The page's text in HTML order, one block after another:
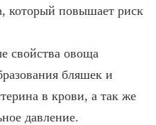
который повышает риск
свойства овоща
бляшек и
в крови, а так же
давление.